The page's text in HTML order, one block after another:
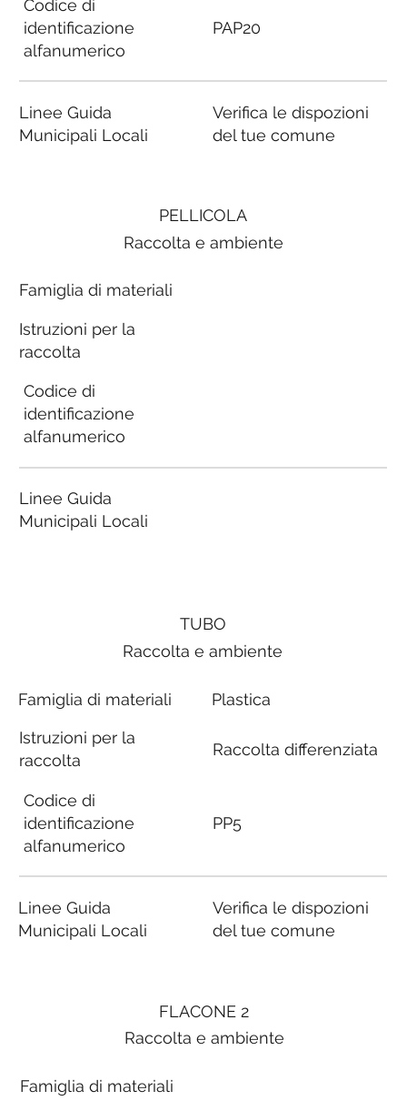
PELLICOLA
Raccolta e ambiente
Famiglia di materiali
Istruzioni per la
raccolta
Codice di
identificazione
alfanumerico
Linee Guida
Municipali Locali
FLACONE 2
Raccolta e ambiente
Famiglia di materiali
Codice di
identificazione
alfanumerico
Linee Guida
Municipali Locali
PAP20
Verifica le dispozioni
del tue comune
TUBO
Raccolta e ambiente
Famiglia di materiali
Istruzioni per la
raccolta
Codice di
identificazione
alfanumerico
Linee Guida
Municipali Locali
Plastica
Raccolta differenziata
PP5
Verifica le dispozioni
del tue comune